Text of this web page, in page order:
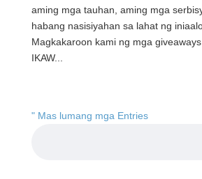
aming mga tauhan, aming mga
habang nasisiyahan sa lahat ng
Magkakaroon kami ng mga
IKAW...
" Mas lumang mga Entries